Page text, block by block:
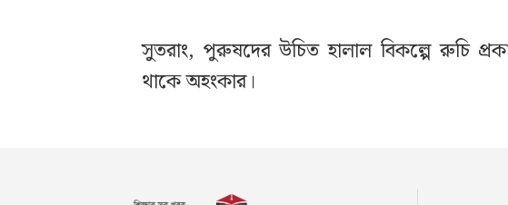
সুতরাং, পুরুষদের উচিত হালাল বিকল্পে রুচি
থাকে অহংকার।